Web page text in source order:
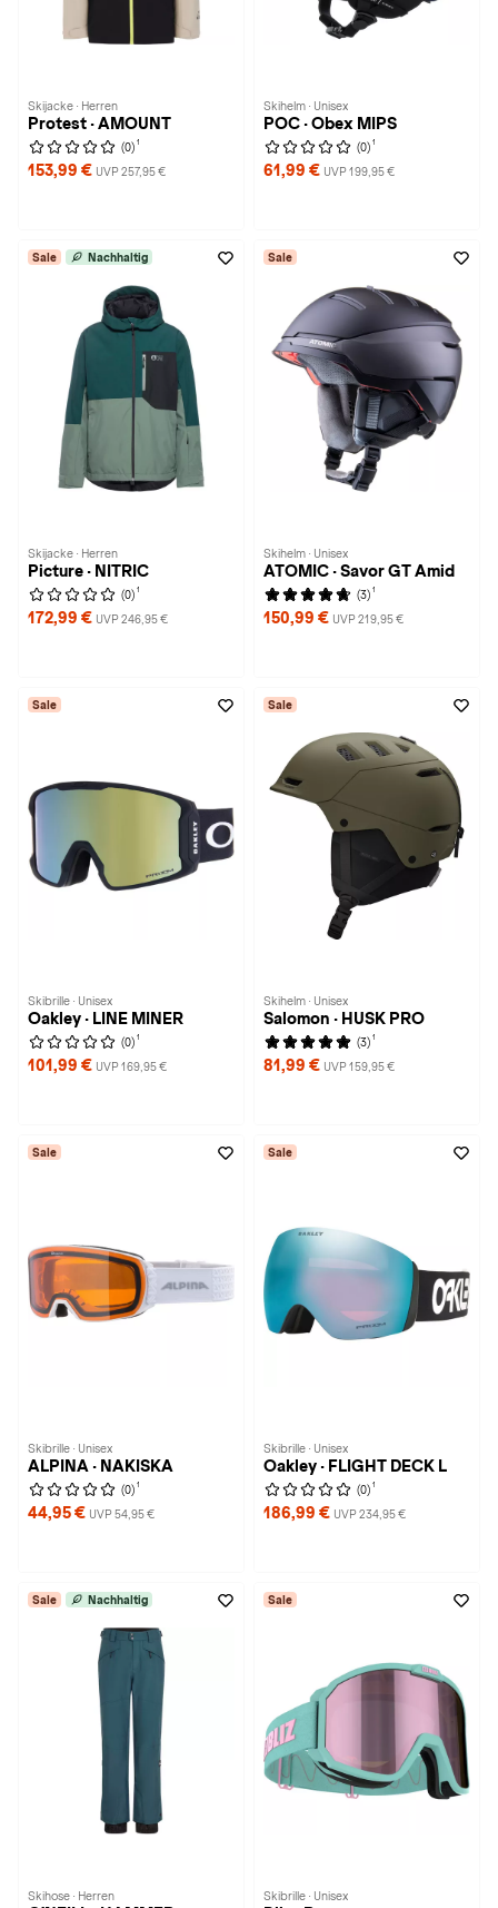
Skijacke · Herren
Protest · AMOUNT
(0) 1
153,99 € UVP 257,95 €
Skihelm · Unisex
POC · Obex MIPS
(0) 1
61,99 € UVP 199,95 €
Sale Nachhaltig
Skijacke · Herren
Picture · NITRIC
(0) 1
172,99 € UVP 246,95 €
Sale
Skihelm · Unisex
ATOMIC · Savor GT Amid
(3) 1
150,99 € UVP 219,95 €
Sale
Skibrille · Unisex
Oakley · LINE MINER
(0) 1
101,99 € UVP 169,95 €
Sale
Skihelm · Unisex
Salomon · HUSK PRO
(3) 1
81,99 € UVP 159,95 €
Sale
Skibrille · Unisex
ALPINA · NAKISKA
(0) 1
44,95 € UVP 54,95 €
Sale
Skibrille · Unisex
Oakley · FLIGHT DECK L
(0) 1
186,99 € UVP 234,95 €
Sale Nachhaltig
Skihose · Herren
Sale
Skibrille · Unisex